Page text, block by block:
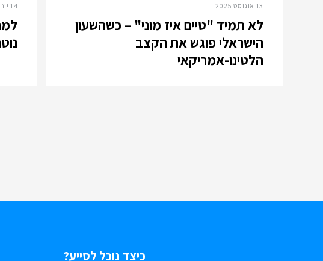
13 אוגוסט 2025
לא תמיד "טיים איז מוני" – כשהשעון
הישראלי פוגש את הקצב
הלטינו-אמריקאי
14 יוני 2025
כיצד נוכל לסייע?